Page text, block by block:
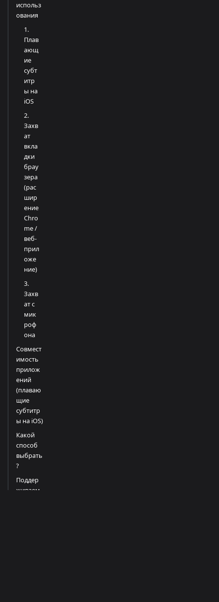
использ
ования
1.
Плав
ающ
ие
субт
итр
ы на
iOS
2.
Захв
ат
вкла
дки
брау
зера
(рас
шир
ение
Chro
me /
веб-
прил
оже
ние)
3.
Захв
ат с
мик
роф
она
Совмест
имость
прилож
ений
(плаваю
щие
субтитр
ы на iOS)
Какой
способ
выбрать
?
Поддер
живаем